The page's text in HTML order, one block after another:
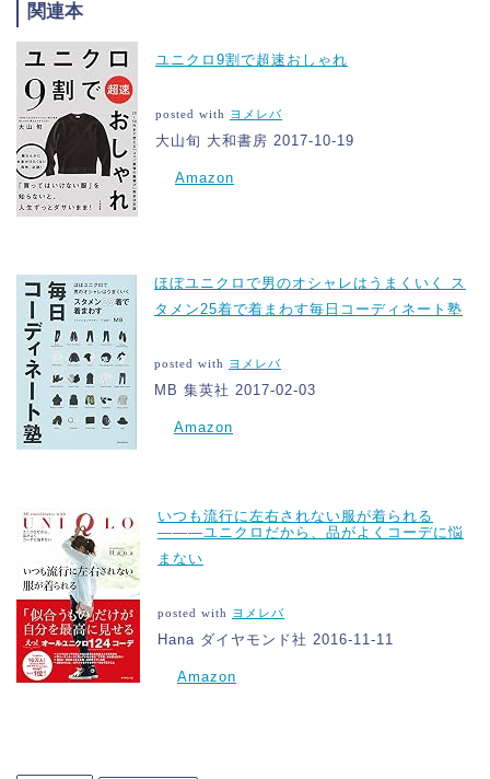
関連本
ユニクロ9割で超速おしゃれ
posted with ヨメレバ
大山旬 大和書房 2017-10-19
Amazon
ほぼユニクロで男のオシャレはうまくいく ス
タメン25着で着まわす毎日コーディネート塾
posted with ヨメレバ
MB 集英社 2017-02-03
Amazon
いつも流行に左右されない服が着られる
―――ユニクロだから、品がよくコーデに悩
まない
posted with ヨメレバ
Hana ダイヤモンド社 2016-11-11
Amazon